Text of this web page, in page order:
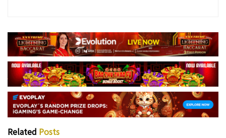
Related Posts